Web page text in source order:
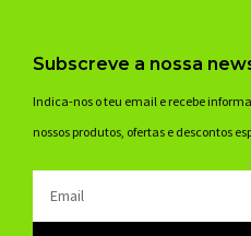
Subscreve a nossa
Indica-nos o teu email e recebe
nossos produtos, ofertas e descontos